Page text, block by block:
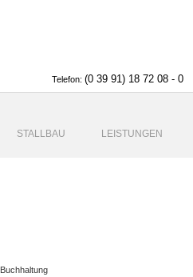
Telefon: (0 39 91) 18 72 08 - 0
STALLBAU LEISTUNGEN
Buchhaltung